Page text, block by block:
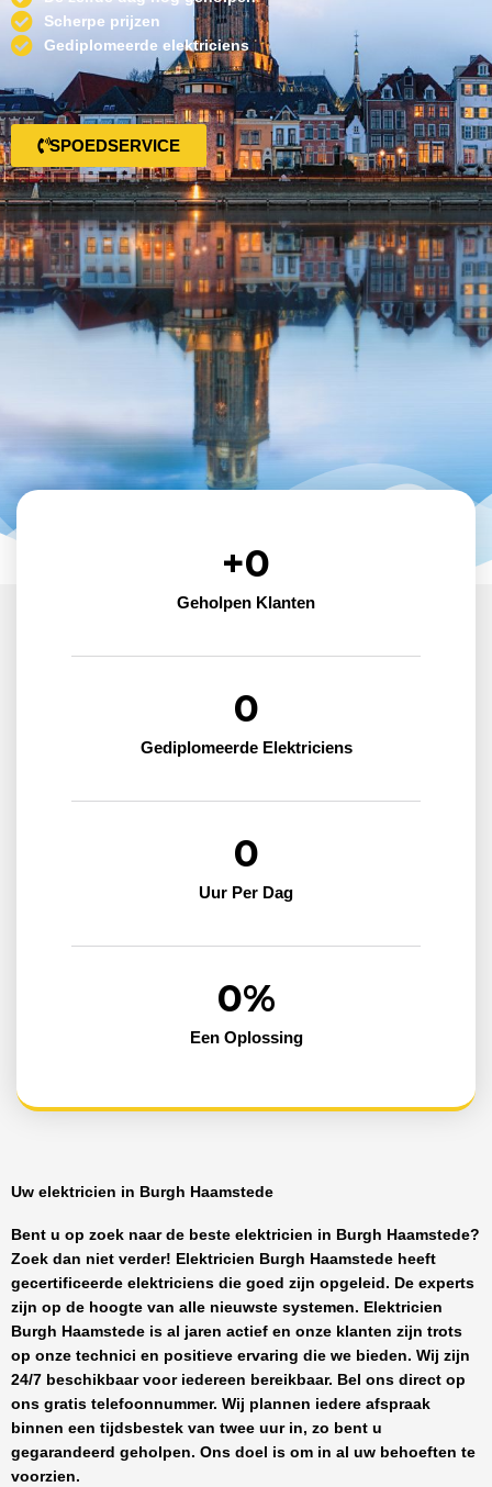
Scherpe prijzen
Gediplomeerde elektriciens
SPOEDSERVICE
Geholpen Klanten
+0
Gediplomeerde Elektriciens
0
Uur Per Dag
0
Een Oplossing
0%
Uw elektricien in Burgh Haamstede
Bent u op zoek naar de beste elektricien in Burgh Haamstede?
Zoek dan niet verder! Elektricien Burgh Haamstede heeft
gecertificeerde elektriciens die goed zijn opgeleid. De experts
zijn op de hoogte van alle nieuwste systemen. Elektricien
Burgh Haamstede is al jaren actief en onze klanten zijn trots
op onze technici en positieve ervaring die we bieden. Wij zijn
24/7 beschikbaar voor iedereen bereikbaar. Bel ons direct op
ons gratis telefoonnummer. Wij plannen iedere afspraak
binnen een tijdsbestek van twee uur in, zo bent u
gegarandeerd geholpen. Ons doel is om in al uw behoeften te
voorzien.